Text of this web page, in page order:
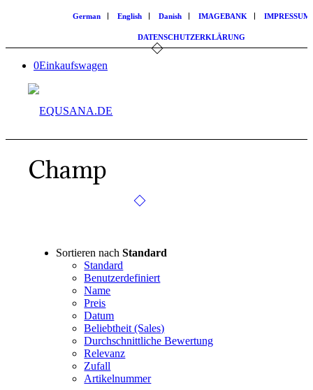
German English Danish IMAGEBANK IMPRESSUM
DATENSCHUTZERKLÄRUNG
0Einkaufswagen
Champ
Sortieren nachStandard
Standard
Benutzerdefiniert
Name
Preis
Datum
Beliebtheit (Sales)
Durchschnittliche Bewertung
Relevanz
Zufall
Artikelnummer